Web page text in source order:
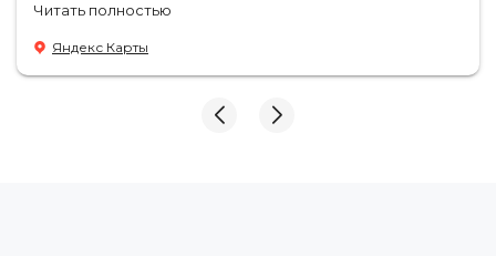
Читать полностью
Яндекс Карты